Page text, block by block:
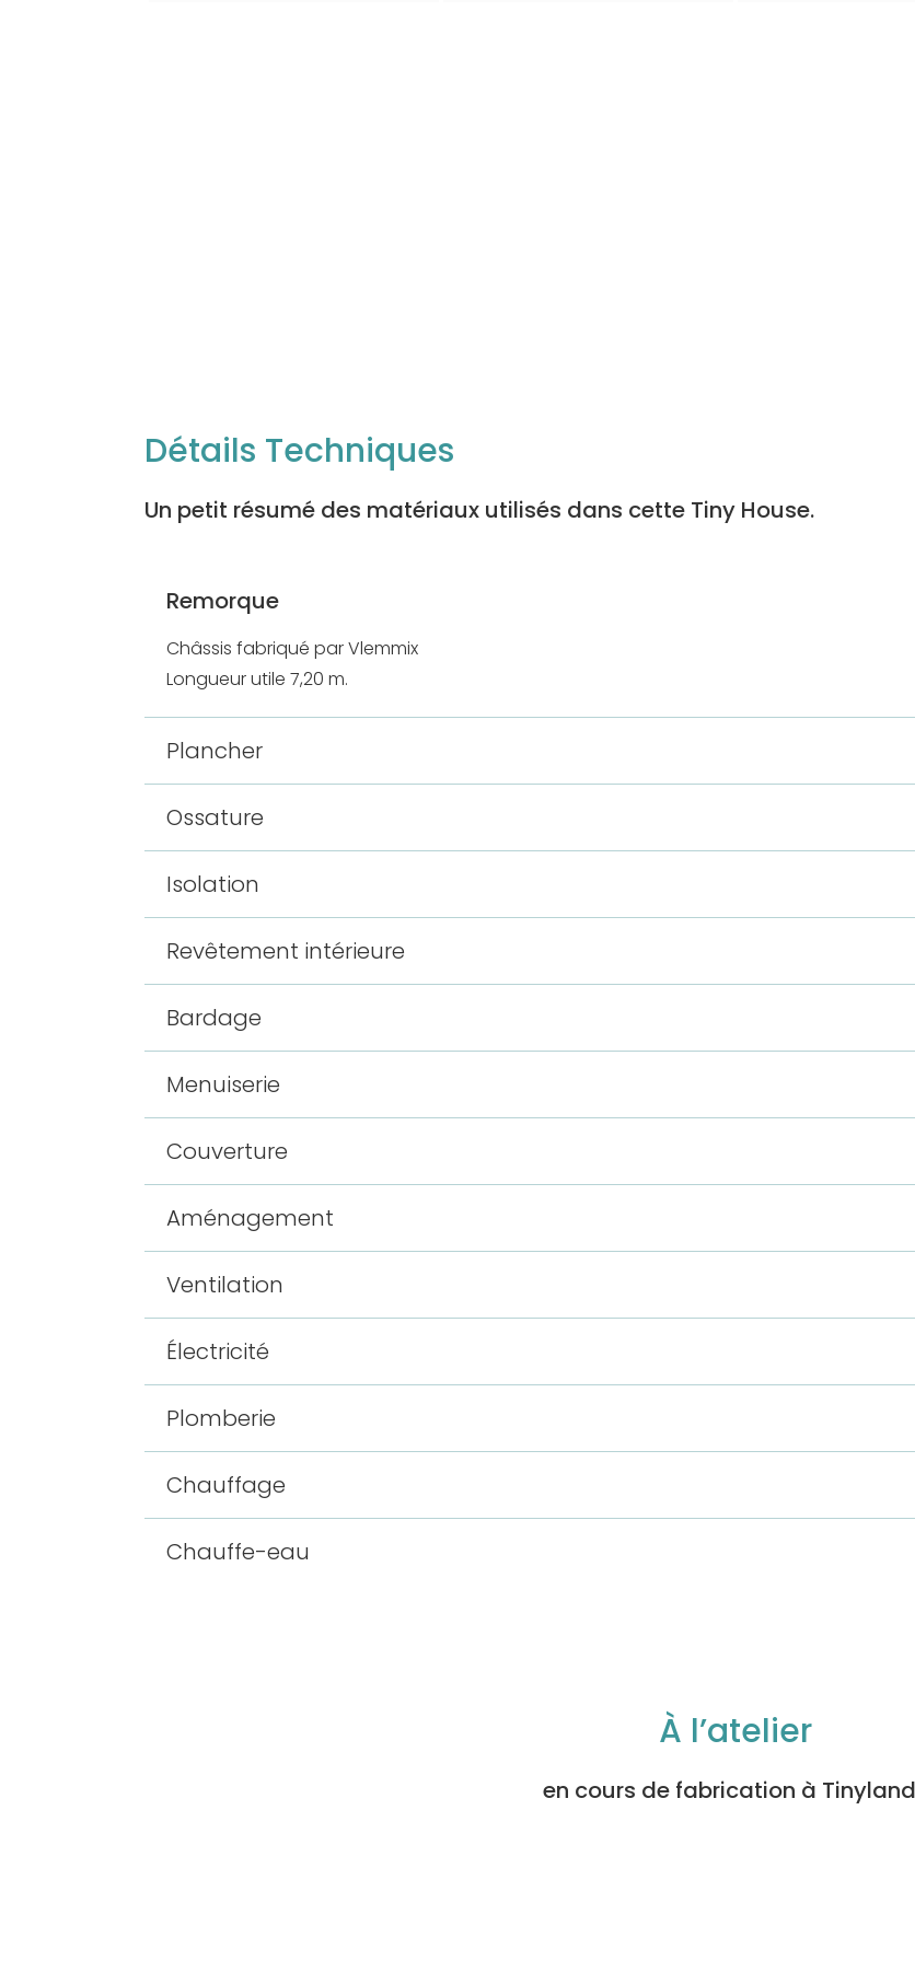
Détails Techniques
Un petit résumé des matériaux utilisés dans cette Tiny House.
Remorque
Châssis fabriqué par Vlemmix
Longueur utile 7,20 m.
Plancher
Ossature
Isolation
Revêtement intérieure
Bardage
Menuiserie
Couverture
Aménagement
Ventilation
Électricité
Plomberie
Chauffage
Chauffe-eau
À l’atelier
en cours de fabrication à